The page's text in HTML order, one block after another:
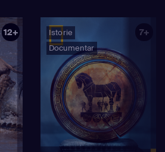
12+
Istorie
Documentar
7+